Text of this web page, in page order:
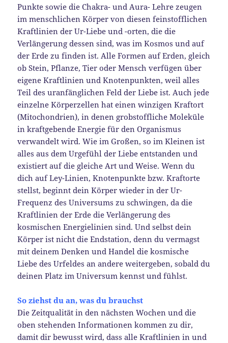
Punkte sowie die Chakra- und Aura- Lehre zeugen
im menschlichen Körper von diesen feinstofflichen
Kraftlinien der Ur-Liebe und -orten, die die
Verlängerung dessen sind, was im Kosmos und auf
der Erde zu finden ist. Alle Formen auf Erden, gleich
ob Stein, Pflanze, Tier oder Mensch verfügen über
eigene Kraftlinien und Knotenpunkten, weil alles
Teil des uranfänglichen Feld der Liebe ist. Auch jede
einzelne Körperzellen hat einen winzigen Kraftort
(Mitochondrien), in denen grobstoffliche Moleküle
in kraftgebende Energie für den Organismus
verwandelt wird. Wie im Großen, so im Kleinen ist
alles aus dem Urgefühl der Liebe entstanden und
existiert auf die gleiche Art und Weise. Wenn du
dich auf Ley-Linien, Knotenpunkte bzw. Kraftorte
stellst, beginnt dein Körper wieder in der Ur-
Frequenz des Universums zu schwingen, da die
Kraftlinien der Erde die Verlängerung des
kosmischen Energielinien sind. Und selbst dein
Körper ist nicht die Endstation, denn du vermagst
mit deinem Denken und Handel die kosmische
Liebe des Urfeldes an andere weitergeben, sobald du
deinen Platz im Universum kennst und fühlst.
So ziehst du an, was du brauchst
Die Zeitqualität in den nächsten Wochen und die
oben stehenden Informationen kommen zu dir,
damit dir bewusst wird, dass alle Kraftlinien in und